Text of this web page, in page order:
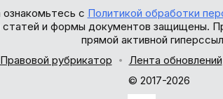
с Политикой обработки
и формы документов защищены.
прямой активной
Правовой рубрикатор
Лента обновлений
© 2017-2026